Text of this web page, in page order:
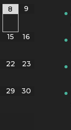
8 9
15 16
22 23
29 30